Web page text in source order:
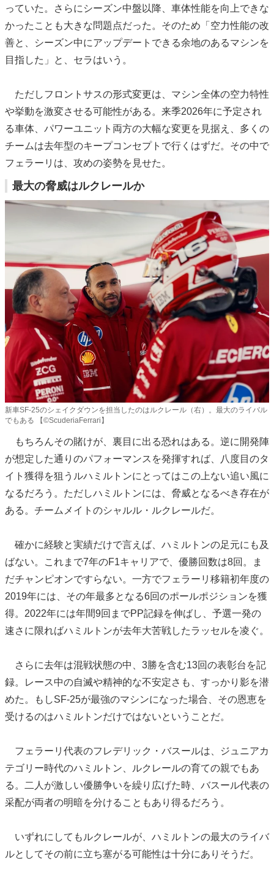
っていた。さらにシーズン中盤以降、車体性能を向上できな
かったことも大きな問題点だった。そのため「空力性能の改
善と、シーズン中にアップデートできる余地のあるマシンを
目指した」と、セラはいう。
ただしフロントサスの形式変更は、マシン全体の空力特性
や挙動を激変させる可能性がある。来季2026年に予定され
る車体、パワーユニット両方の大幅な変更を見据え、多くの
チームは去年型のキープコンセプトで行くはずだ。その中で
フェラーリは、攻めの姿勢を見せた。
最大の脅威はルクレールか
新車SF-25のシェイクダウンを担当したのはルクレール（右）。最大のライバル
でもある 【©ScuderiaFerrari】
もちろんその賭けが、裏目に出る恐れはある。逆に開発陣
が想定した通りのパフォーマンスを発揮すれば、八度目のタ
イト獲得を狙うルハミルトンにとってはこの上ない追い風に
なるだろう。ただしハミルトンには、脅威となるべき存在が
ある。チームメイトのシャルル・ルクレールだ。
確かに経験と実績だけで言えば、ハミルトンの足元にも及
ばない。これまで7年のF1キャリアで、優勝回数は8回。ま
だチャンピオンですらない。一方でフェラーリ移籍初年度の
2019年には、その年最多となる6回のポールポジションを獲
得。2022年には年間9回までPP記録を伸ばし、予選一発の
速さに限ればハミルトンが去年大苦戦したラッセルを凌ぐ。
さらに去年は混戦状態の中、3勝を含む13回の表彰台を記
録。レース中の自滅や精神的な不安定さも、すっかり影を潜
めた。もしSF-25が最強のマシンになった場合、その恩恵を
受けるのはハミルトンだけではないということだ。
フェラーリ代表のフレデリック・バスールは、ジュニアカ
テゴリー時代のハミルトン、ルクレールの育ての親でもあ
る。二人が激しい優勝争いを繰り広げた時、バスール代表の
采配が両者の明暗を分けることもあり得るだろう。
いずれにしてもルクレールが、ハミルトンの最大のライバ
ルとしてその前に立ち塞がる可能性は十分にありそうだ。